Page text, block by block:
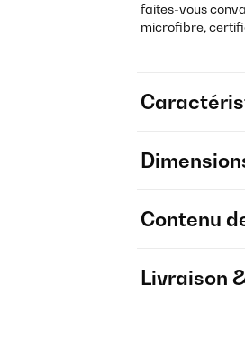
faites-vous
microfibre,
Contenu
Livraison